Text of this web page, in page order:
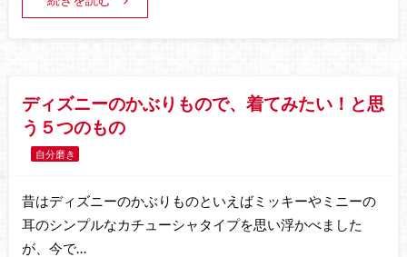
ディズニーのかぶりもので、着てみたい！と思
う５つのもの
自分磨き
昔はディズニーのかぶりものといえばミッキーやミニーの
耳のシンプルなカチューシャタイプを思い浮かべました
が、今で…